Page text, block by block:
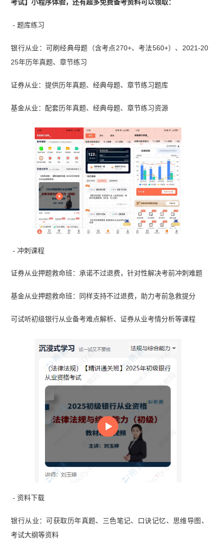
考试】小程序体验，还有超多免费备考资料可以领取：
- 题库练习
银行从业：可刷经典母题（含考点270+、考法560+）、2021-20
25年历年真题、章节练习
证券从业：提供历年真题、经典母题、章节练习题库
基金从业：配套历年真题、经典母题、章节练习资源
- 冲刺课程
证券从业押题救命班：承诺不过退费，针对性解决考前冲刺难题
基金从业押题救命班：同样支持不过退费，助力考前急救提分
可试听初级银行从业备考难点解析、证券从业考情分析等课程
- 资料下载
银行从业：可获取历年真题、三色笔记、口诀记忆、思维导图、
考试大纲等资料